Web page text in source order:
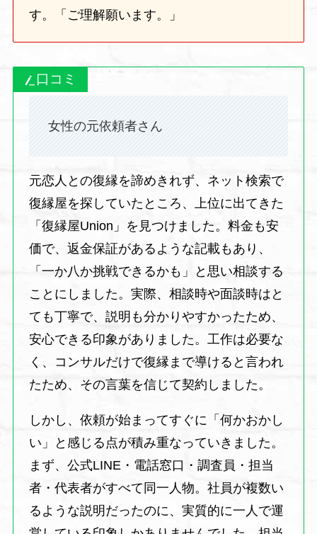
す。「ご理解願います。」
口コミ
女性の元依頼者さん
元恋人との復縁を諦めきれず、ネット検索で
復縁屋を探していたところ、上位に出てきた
「復縁屋Union」を見つけました。料金も安
価で、返金保証があるような記載もあり、
「一か八か挑戦できるかも」と思い相談する
ことにしました。実際、相談時や面談時はと
ても丁寧で、説明も分かりやすかったため、
安心できる印象がありました。工作は必要な
く、コンサルだけで復縁まで導けると言われ
たため、その言葉を信じて契約しました。
しかし、依頼が始まってすぐに「何かおかし
い」と感じる点が積み重なっていきました。
まず、公式LINE・電話窓口・調査員・担当
者・代表者がすべて同一人物。社員が複数い
るような説明だったのに、実質的に一人で運